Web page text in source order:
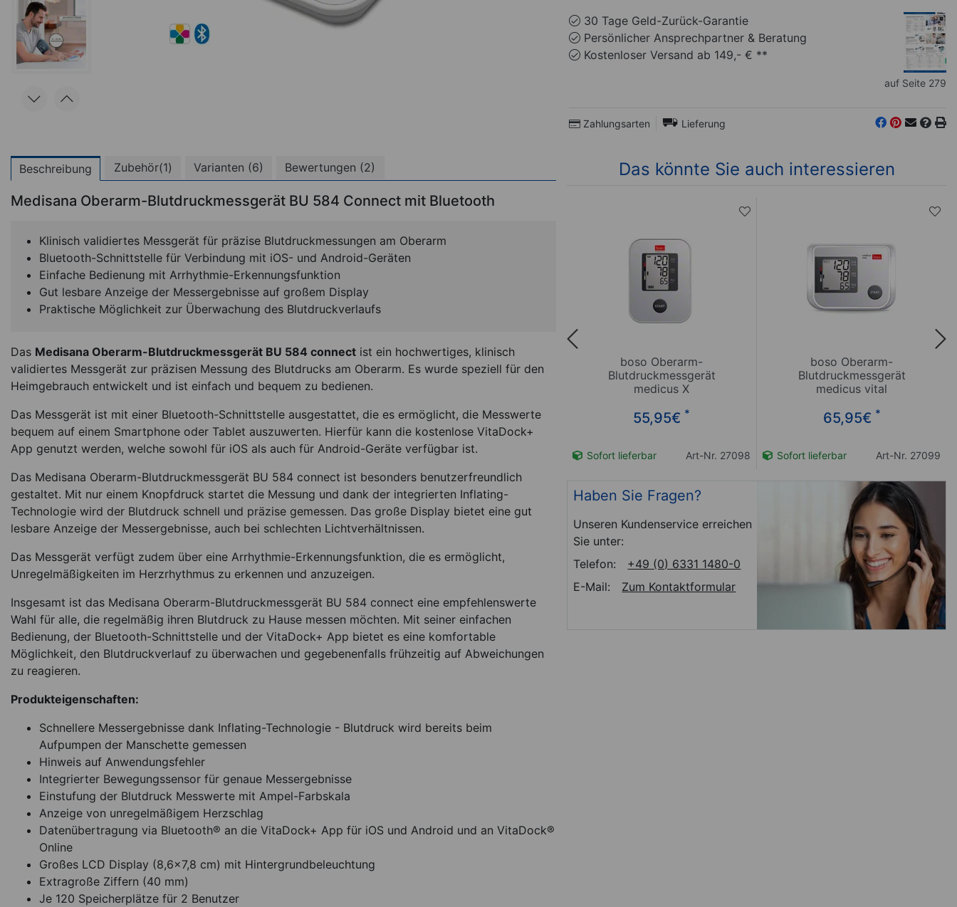
30 Tage Geld-Zurück-Garantie
Persönlicher Ansprechpartner & Beratung
Kostenloser Versand ab 149,- € **
auf Seite 279
Zahlungsarten Lieferung
Beschreibung Zubehör(1) Varianten (6) Bewertungen (2)
Medisana Oberarm-Blutdruckmessgerät BU 584 Connect mit Bluetooth
Klinisch validiertes Messgerät für präzise Blutdruckmessungen am Oberarm
Bluetooth-Schnittstelle für Verbindung mit iOS- und Android-Geräten
Einfache Bedienung mit Arrhythmie-Erkennungsfunktion
Gut lesbare Anzeige der Messergebnisse auf großem Display
Praktische Möglichkeit zur Überwachung des Blutdruckverlaufs
Das Medisana Oberarm-Blutdruckmessgerät BU 584 connect ist ein hochwertiges, klinisch
validiertes Messgerät zur präzisen Messung des Blutdrucks am Oberarm. Es wurde speziell für den
Heimgebrauch entwickelt und ist einfach und bequem zu bedienen.
Das Messgerät ist mit einer Bluetooth-Schnittstelle ausgestattet, die es ermöglicht, die Messwerte
bequem auf einem Smartphone oder Tablet auszuwerten. Hierfür kann die kostenlose VitaDock+
App genutzt werden, welche sowohl für iOS als auch für Android-Geräte verfügbar ist.
Das Medisana Oberarm-Blutdruckmessgerät BU 584 connect ist besonders benutzerfreundlich
gestaltet. Mit nur einem Knopfdruck startet die Messung und dank der integrierten Inflating-
Technologie wird der Blutdruck schnell und präzise gemessen. Das große Display bietet eine gut
lesbare Anzeige der Messergebnisse, auch bei schlechten Lichtverhältnissen.
Das Messgerät verfügt zudem über eine Arrhythmie-Erkennungsfunktion, die es ermöglicht,
Unregelmäßigkeiten im Herzrhythmus zu erkennen und anzuzeigen.
Insgesamt ist das Medisana Oberarm-Blutdruckmessgerät BU 584 connect eine empfehlenswerte
Wahl für alle, die regelmäßig ihren Blutdruck zu Hause messen möchten. Mit seiner einfachen
Bedienung, der Bluetooth-Schnittstelle und der VitaDock+ App bietet es eine komfortable
Möglichkeit, den Blutdruckverlauf zu überwachen und gegebenenfalls frühzeitig auf Abweichungen
zu reagieren.
Produkteigenschaften:
Schnellere Messergebnisse dank Inflating-Technologie - Blutdruck wird bereits beim
Aufpumpen der Manschette gemessen
Hinweis auf Anwendungsfehler
Integrierter Bewegungssensor für genaue Messergebnisse
Einstufung der Blutdruck Messwerte mit Ampel-Farbskala
Anzeige von unregelmäßigem Herzschlag
Datenübertragung via Bluetooth® an die VitaDock+ App für iOS und Android und an VitaDock®
Online
Großes LCD Display (8,6x7,8 cm) mit Hintergrundbeleuchtung
Extragroße Ziffern (40 mm)
Je 120 Speicherplätze für 2 Benutzer
Das könnte Sie auch interessieren
Medisana Oberarm-
Blutdruckmessgerät BU 535
Voice
49,94€ *
Sofort lieferbar Art-Nr. 27068
Medisana Handgelenk-
Blutdruckmessgerät BW 320
29,95 € *
wenige verfügbar
boso Oberarm-
Blutdruckmessgerät
medicus X
55,95€ *
Sofort lieferbar Art-Nr. 27098
boso Oberarm-
Blutdruckmessgerät
medicus vital
65,95€ *
Sofort lieferbar Art-Nr. 27099
Haben Sie Fragen?
Unseren Kundenservice erreichen
Sie unter:
Telefon:
+49 (0) 6331 1480-0
E-Mail:
Zum Kontaktformular